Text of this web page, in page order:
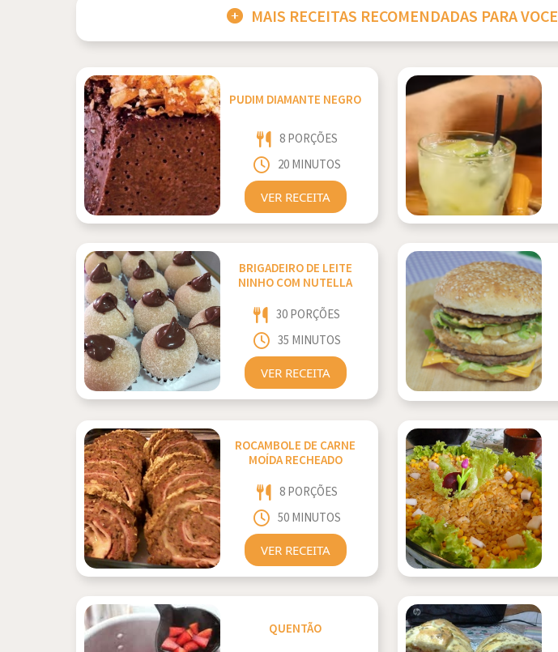
MAIS RECEITAS RECOMENDADAS PARA VOCE
PUDIM DIAMANTE NEGRO
8 PORÇÕES
20 MINUTOS
VER RECEITA
BRIGADEIRO DE LEITE
NINHO COM NUTELLA
30 PORÇÕES
35 MINUTOS
VER RECEITA
ROCAMBOLE DE CARNE
MOÍDA RECHEADO
8 PORÇÕES
50 MINUTOS
VER RECEITA
QUENTÃO